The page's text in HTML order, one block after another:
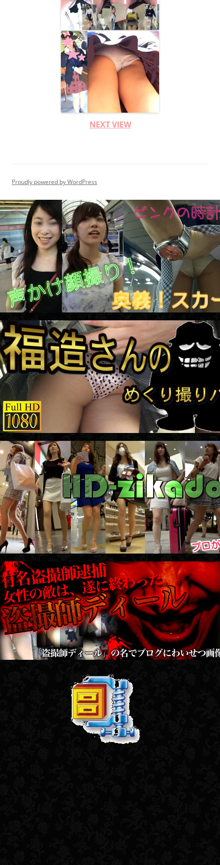
NEXT VIEW
Proudly powered by WordPress